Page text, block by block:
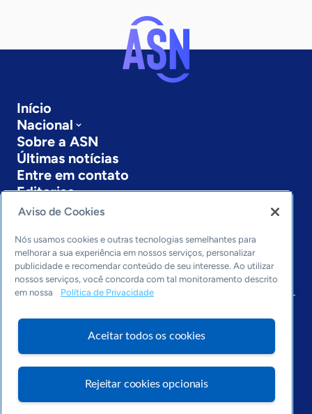
Início
Nacional
Sobre a ASN
Últimas notícias
Entre em contato
Editorias
Economia & Política
Inovação & Tecnologia
Cultura empreendedora
Dados
Arquivo
Aviso de Cookies
Nós usamos cookies e outras tecnologias semelhantes para
melhorar a sua experiência em nossos serviços, personalizar
publicidade e recomendar conteúdo de seu interesse. Ao utilizar
nossos serviços, você concorda com tal monitoramento descrito
em nossa
Política de Privacidade
Aceitar todos os cookies
Rejeitar cookies opcionais